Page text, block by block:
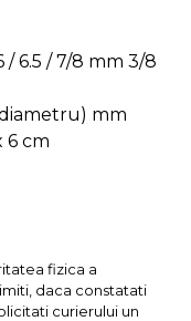
/ 6.5 / 7/8 mm 3/8
mm
6 cm
fizica a
daca constatati
curierului un